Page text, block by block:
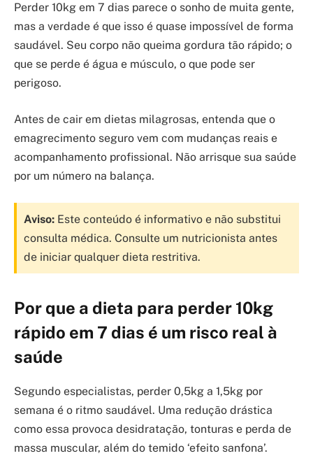
Perder 10kg em 7 dias parece o sonho de muita gente,
mas a verdade é que isso é quase impossível de forma
saudável. Seu corpo não queima gordura tão rápido; o
que se perde é água e músculo, o que pode ser
perigoso.
Antes de cair em dietas milagrosas, entenda que o
emagrecimento seguro vem com mudanças reais e
acompanhamento profissional. Não arrisque sua saúde
por um número na balança.
Aviso: Este conteúdo é informativo e não substitui
consulta médica. Consulte um nutricionista antes
de iniciar qualquer dieta restritiva.
Por que a dieta para perder 10kg
rápido em 7 dias é um risco real à
saúde
Segundo especialistas, perder 0,5kg a 1,5kg por
semana é o ritmo saudável. Uma redução drástica
como essa provoca desidratação, tonturas e perda de
massa muscular, além do temido ‘efeito sanfona’.